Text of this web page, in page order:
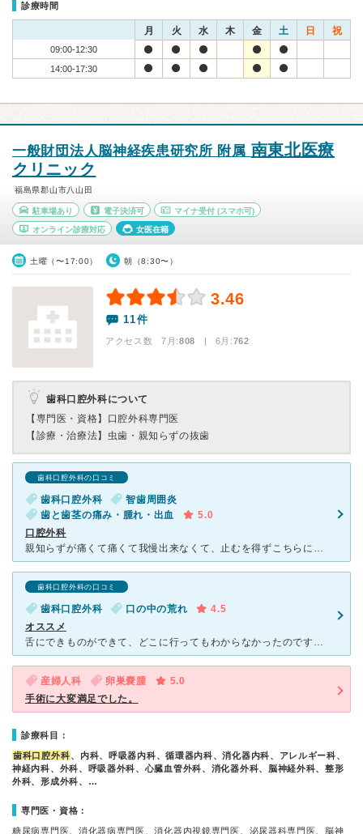
診療時間
月 火 水 木 金 土 日 祝
09:00-12:30
14:00-17:30
一般財団法人脳神経疾患研究所 附属 南東北医療
クリニック
福島県郡山市八山田
駐車場あり 電子決済可 マイナ受付 (スマホ可)
オンライン診療対応 女医在籍
土曜（〜17:00） 朝（8:30〜）
3.46
11件
アクセス数 7月:808 | 6月:762
歯科口腔外科について
【専門医・資格】 口腔外科専門医
【診療・治療法】 虫歯・親知らずの抜歯
歯科口腔外科の口コミ
歯科口腔外科
智歯周囲炎
歯と歯茎の痛み・腫れ・出血
5.0
口腔外科
親知らずが痛くて痛くて我慢出来なくて、止むを得ずこちらにお世話になりました。幸い4本とも真っ直ぐ生えていたので、スムーズに抜歯を行うことが出来ました。それまでずっと歯医者に行って痛み止めをもらっていた
歯科口腔外科の口コミ
歯科口腔外科 口の中の荒れ
4.5
オススメ
舌にできものができて、どこに行ってもわからなかったのですが、こちらですぐ分かりました。 すぐに検査していただき、お薬、うがい薬を処方して頂けました。 先生は若い方ばかりですが、ともかく親切
産婦人科 卵巣嚢腫
5.0
手術に大変満足でした。
診療科目：
歯科口腔外科、内科、呼吸器内科、循環器内科、消化器内科、アレルギー科、
神経内科、外科、呼吸器外科、心臓血管外科、消化器外科、脳神経外科、整形
外科、形成外科、…
専門医・資格：
糖尿病専門医、消化器病専門医、消化器内視鏡専門医、泌尿器科専門医、脳神